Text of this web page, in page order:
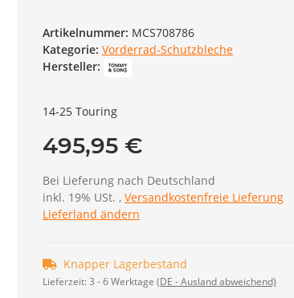
Artikelnummer: MCS708786
Kategorie: Vorderrad-Schutzbleche
Hersteller:
14-25 Touring
495,95 €
Bei Lieferung nach Deutschland
inkl. 19% USt. , Versandkostenfreie Lieferung
Lieferland ändern
Knapper Lagerbestand
Lieferzeit:3 - 6 Werktage (DE - Ausland abweichend)